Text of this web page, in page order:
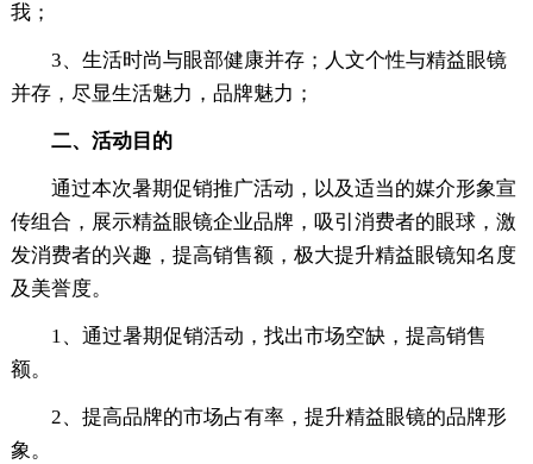
我；
3、生活时尚与眼部健康并存；人文个性与精益眼镜
并存，尽显生活魅力，品牌魅力；
二、活动目的
通过本次暑期促销推广活动，以及适当的媒介形象宣
传组合，展示精益眼镜企业品牌，吸引消费者的眼球，激
发消费者的兴趣，提高销售额，极大提升精益眼镜知名度
及美誉度。
1、通过暑期促销活动，找出市场空缺，提高销售
额。
2、提高品牌的市场占有率，提升精益眼镜的品牌形
象。